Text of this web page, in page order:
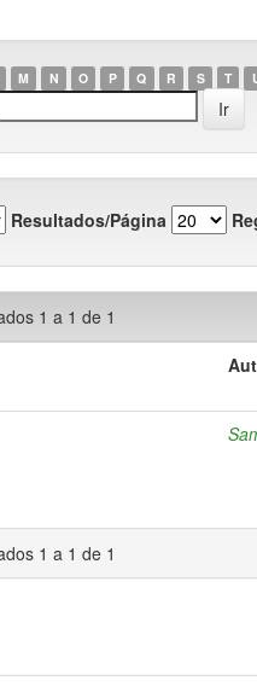
M N O P Q R S T
Resultados/Página
1 a 1 de 1
1 a 1 de 1